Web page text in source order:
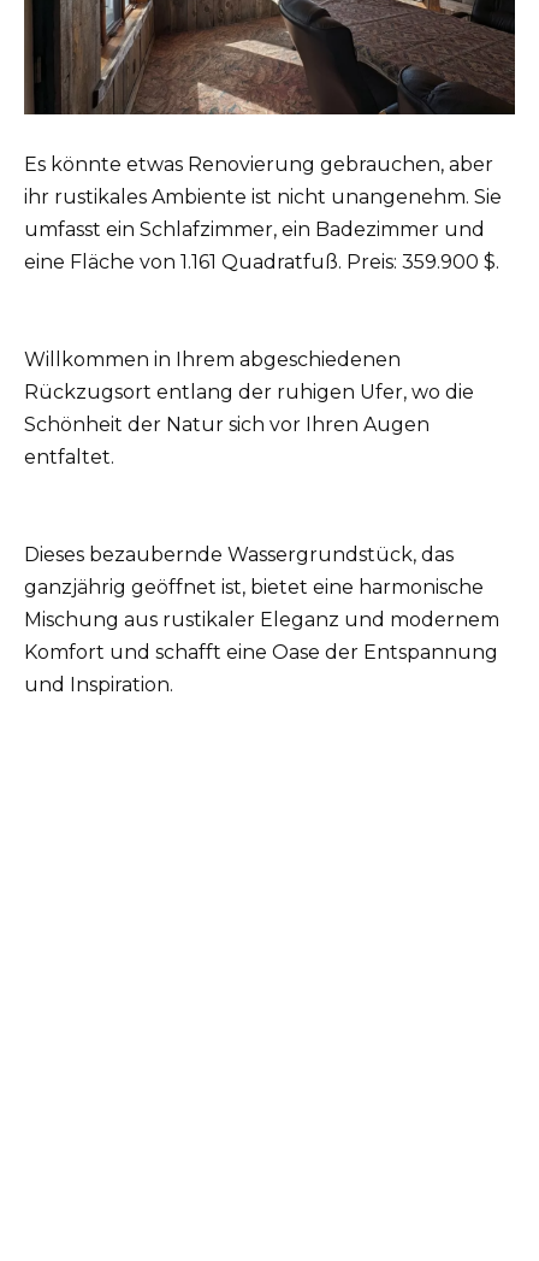
Es könnte etwas Renovierung gebrauchen, aber
ihr rustikales Ambiente ist nicht unangenehm. Sie
umfasst ein Schlafzimmer, ein Badezimmer und
eine Fläche von 1.161 Quadratfuß. Preis: 359.900 $.
Willkommen in Ihrem abgeschiedenen
Rückzugsort entlang der ruhigen Ufer, wo die
Schönheit der Natur sich vor Ihren Augen
entfaltet.
Dieses bezaubernde Wassergrundstück, das
ganzjährig geöffnet ist, bietet eine harmonische
Mischung aus rustikaler Eleganz und modernem
Komfort und schafft eine Oase der Entspannung
und Inspiration.